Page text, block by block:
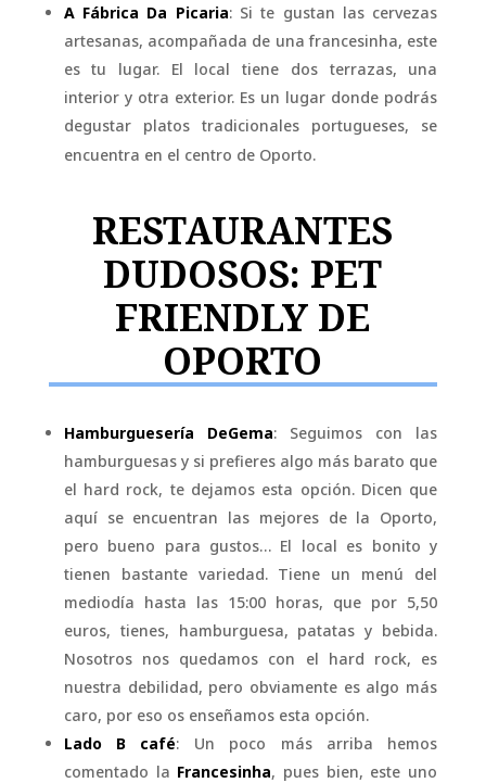
A Fábrica Da Picaria: Si te gustan las cervezas
artesanas, acompañada de una francesinha, este
es tu lugar. El local tiene dos terrazas, una
interior y otra exterior. Es un lugar donde podrás
degustar platos tradicionales portugueses, se
encuentra en el centro de Oporto.
RESTAURANTES
DUDOSOS: PET
FRIENDLY DE
OPORTO
Hamburguesería DeGema: Seguimos con las
hamburguesas y si prefieres algo más barato que
el hard rock, te dejamos esta opción. Dicen que
aquí se encuentran las mejores de la Oporto,
pero bueno para gustos… El local es bonito y
tienen bastante variedad. Tiene un menú del
mediodía hasta las 15:00 horas, que por 5,50
euros, tienes, hamburguesa, patatas y bebida.
Nosotros nos quedamos con el hard rock, es
nuestra debilidad, pero obviamente es algo más
caro, por eso os enseñamos esta opción.
Lado B café: Un poco más arriba hemos
comentado la Francesinha, pues bien, este uno